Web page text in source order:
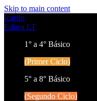
Skip to main content
Icarito
Educa LT
1° a 4° Básico
(Primer Ciclo)
5° a 8° Básico
(Segundo Ciclo)